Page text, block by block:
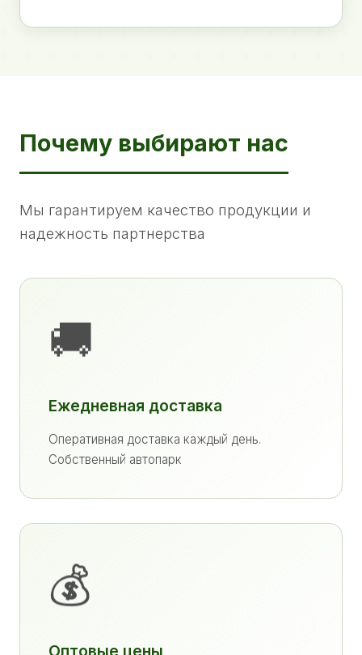
Почему выбирают нас
Мы гарантируем качество продукции и
надежность партнерства
🚚
Ежедневная доставка
Оперативная доставка каждый день.
Собственный автопарк
💰
Оптовые цены